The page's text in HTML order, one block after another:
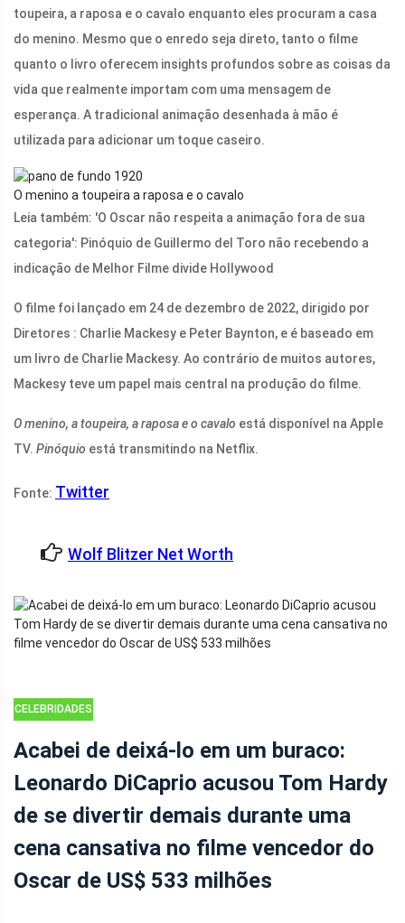
toupeira, a raposa e o cavalo enquanto eles procuram a casa
do menino. Mesmo que o enredo seja direto, tanto o filme
quanto o livro oferecem insights profundos sobre as coisas da
vida que realmente importam com uma mensagem de
esperança. A tradicional animação desenhada à mão é
utilizada para adicionar um toque caseiro.
O menino a toupeira a raposa e o cavalo
Leia também: 'O Oscar não respeita a animação fora de sua
categoria': Pinóquio de Guillermo del Toro não recebendo a
indicação de Melhor Filme divide Hollywood
O filme foi lançado em 24 de dezembro de 2022, dirigido por
Diretores : Charlie Mackesy e Peter Baynton, e é baseado em
um livro de Charlie Mackesy. Ao contrário de muitos autores,
Mackesy teve um papel mais central na produção do filme.
O menino, a toupeira, a raposa e o cavalo está disponível na Apple
TV. Pinóquio está transmitindo na Netflix.
Fonte: Twitter
Wolf Blitzer Net Worth
CELEBRIDADES
Acabei de deixá-lo em um buraco:
Leonardo DiCaprio acusou Tom Hardy
de se divertir demais durante uma
cena cansativa no filme vencedor do
Oscar de US$ 533 milhões